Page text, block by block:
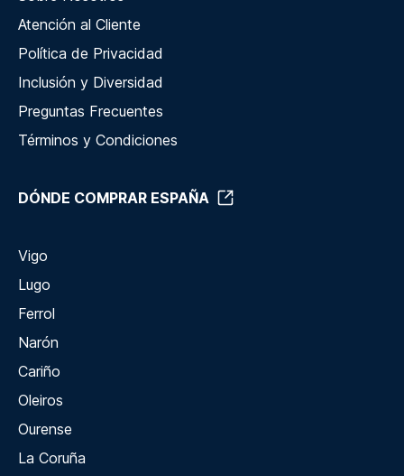
Atención al Cliente
Política de Privacidad
Inclusión y Diversidad
Preguntas Frecuentes
Términos y Condiciones
DÓNDE COMPRAR ESPAÑA
Vigo
Lugo
Ferrol
Narón
Cariño
Oleiros
Ourense
La Coruña